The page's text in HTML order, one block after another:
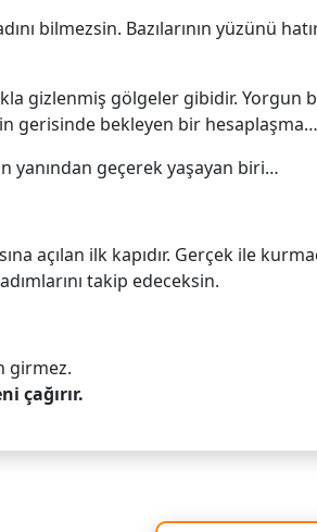
bilmezsin. Bazılarının yüzünü
gizlenmiş gölgeler gibidir. Yorgun
gerisinde bekleyen bir hesaplaşma…
yanından geçerek yaşayan biri…
açılan ilk kapıdır. Gerçek ile
takip edeceksin.
girmez.
çağırır.